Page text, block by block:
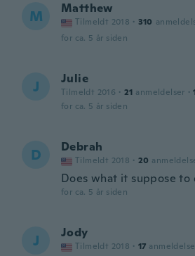
M Matthew
Tilmeldt 2018 · 310
for ca. 5 år siden
J Julie
Tilmeldt 2016 · 21 anmeldelser ·
for ca. 5 år siden
D Debrah
Tilmeldt 2018 · 20
Does what it suppose to
for ca. 5 år siden
J Jody
Tilmeldt 2018 · 17